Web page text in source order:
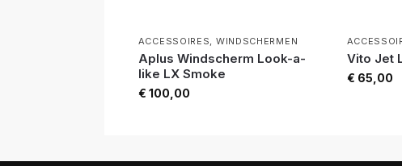
ACCESSOIRES, WINDSCHERMEN
Aplus Windscherm Look-a-
like LX Smoke
€ 100,00
Vito Jet
€ 65,00